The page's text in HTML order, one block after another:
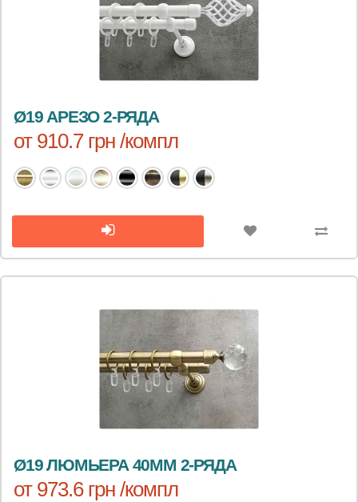
Ø19 АРЕЗО 2-РЯДА
от 910.7 грн /компл
Ø19 ЛЮМЬЕРА 40ММ 2-РЯДА
от 973.6 грн /компл